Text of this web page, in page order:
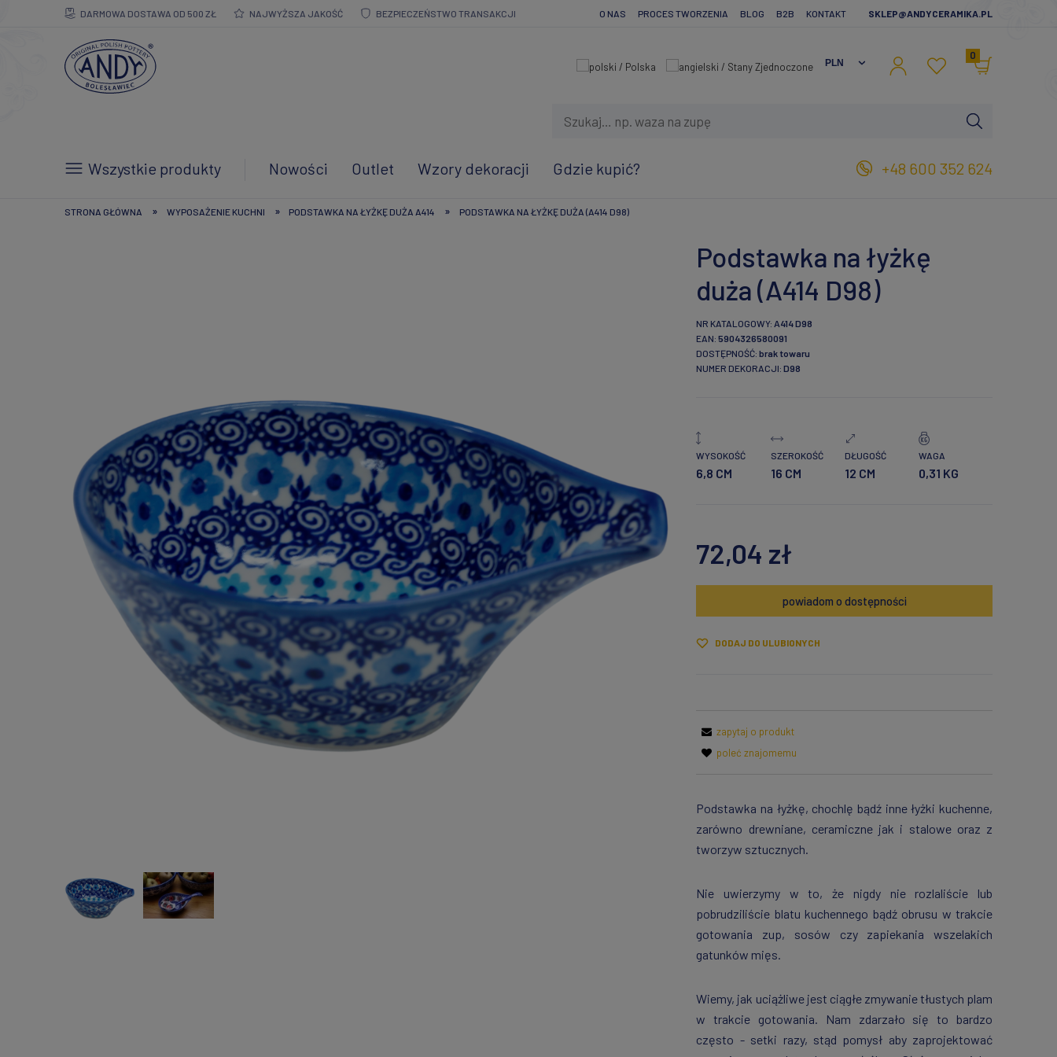
DARMOWA DOSTAWA OD 500 ZŁ NAJWYŻSZA JAKOŚĆ BEZPIECZEŃSTWO TRANSAKCJI O NAS PROCES TWORZENIA BLOG B2B KONTAKT SKLEP@ANDYCERAMIKA.PL
0
Wszystkie produkty Nowości Outlet Wzory dekoracji Gdzie kupić? +48 600 352 624
STRONA GŁÓWNA » WYPOSAŻENIE KUCHNI » PODSTAWKA NA ŁYŻKĘ DUŻA A414 » PODSTAWKA NA ŁYŻKĘ DUŻA (A414 D98)
Podstawka na łyżkę
duża (A414 D98)
NR KATALOGOWY: A414 D98
EAN: 5904326580091
DOSTĘPNOŚĆ: brak towaru
NUMER DEKORACJI: D98
WYSOKOŚĆ
6,8 CM
SZEROKOŚĆ
16 CM
DŁUGOŚĆ
12 CM
WAGA
0,31 KG
72,04 zł
powiadom o dostępności
DODAJ DO ULUBIONYCH
zapytaj o produkt
poleć znajomemu
Podstawka na łyżkę, chochlę bądź inne łyżki kuchenne,
zarówno drewniane, ceramiczne jak i stalowe oraz z
tworzyw sztucznych.
Nie uwierzymy w to, że nigdy nie rozlaliście lub
pobrudziliście blatu kuchennego bądź obrusu w trakcie
gotowania zup, sosów czy zapiekania wszelakich
gatunków mięs.
Wiemy, jak uciążliwe jest ciągłe zmywanie tłustych plam
w trakcie gotowania. Nam zdarzało się to bardzo
często - setki razy, stąd pomysł aby zaprojektować